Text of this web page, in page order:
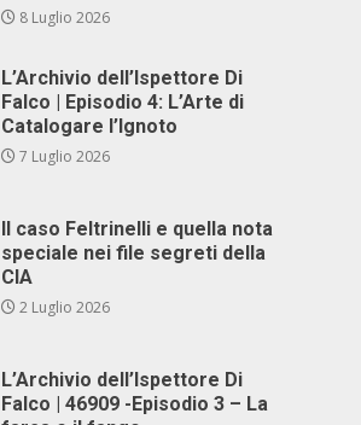
8 Luglio 2026
L’Archivio dell’Ispettore Di
Falco | Episodio 4: L’Arte di
Catalogare l’Ignoto
7 Luglio 2026
Il caso Feltrinelli e quella nota
speciale nei file segreti della
CIA
2 Luglio 2026
L’Archivio dell’Ispettore Di
Falco | 46909 -Episodio 3 – La